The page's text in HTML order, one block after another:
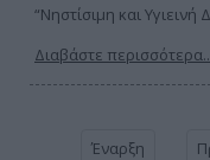
“Νηστίσιμη και Υγιεινή
Διαβάστε
Έναρξη